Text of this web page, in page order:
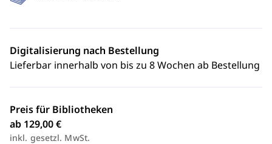
Digitalisierung nach Bestellung
Lieferbar innerhalb von bis zu 8 Wochen ab Bestellung
Preis für Bibliotheken
ab 129,00 €
inkl. gesetzl. MwSt.